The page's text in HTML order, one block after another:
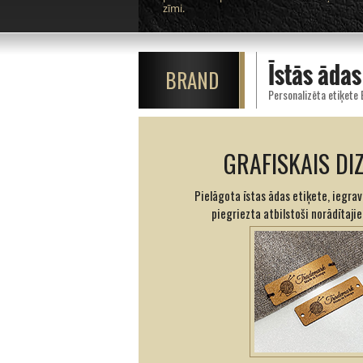
zīmi.
BRAND Īstās
Personalizēta etiķete
GRAFISKAIS
Pielāgota īstas ādas etiķete,
piegriezta atbilstoši